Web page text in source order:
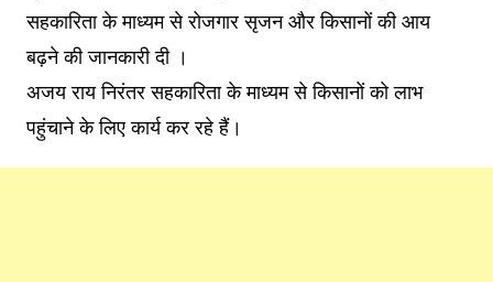
सहकारिता के माध्यम से रोजगार सृजन और किसानों की आय
बढ़ने की जानकारी दी ।
अजय राय निरंतर सहकारिता के माध्यम से किसानों को लाभ
पहुंचाने के लिए कार्य कर रहे हैं।